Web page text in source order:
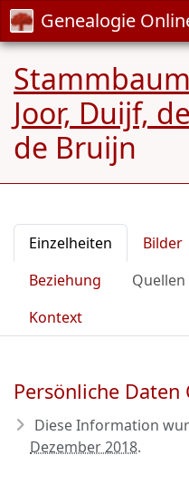
Genealogie
Joor, Duijf,
de Bruijn
Einzelheiten Bilder
Beziehung
Quellen
Kontext
Persönliche Daten
Diese Information
Dezember 2018.